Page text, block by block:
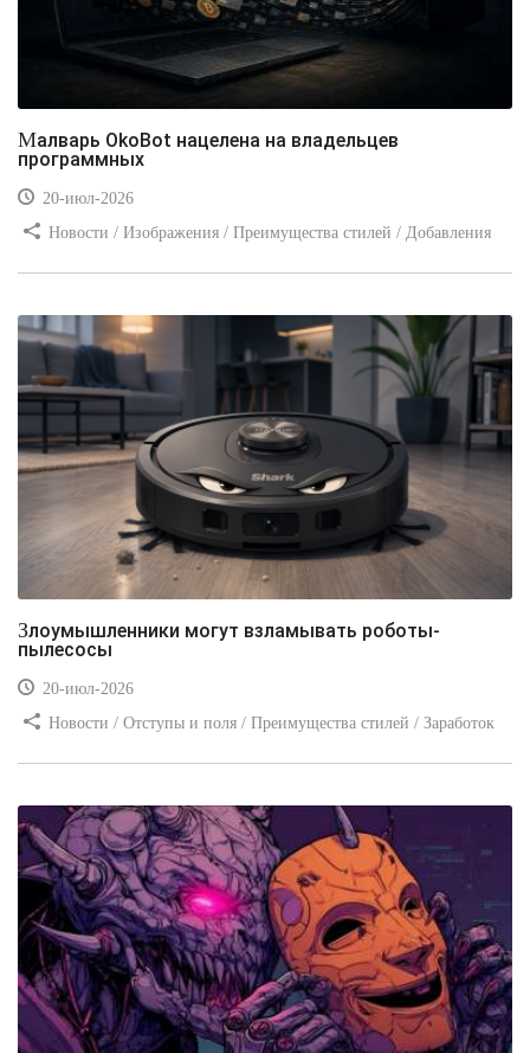
Малварь OkoBot нацелена на владельцев
программных
20-июл-2026
Новости / Изображения / Преимущества стилей / Добавления
Злоумышленники могут взламывать роботы-
пылесосы
20-июл-2026
Новости / Отступы и поля / Преимущества стилей / Заработок